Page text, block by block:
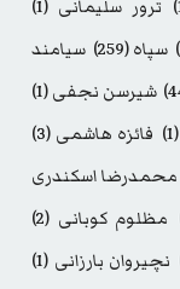
ترور سلیمانی (1)
سپاه(259)
سیامند
شیرسن نجفی(1)
(1) فائزه هاشمی (3)
محمدرضا اسکندری
مظلوم کوبانی (2)
نچیروان بارزانی (1)